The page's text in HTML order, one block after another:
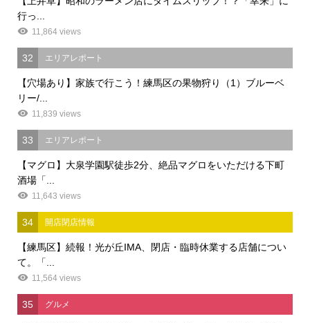
行っ...
11,864 views
32 エリアレポート
【穴場あり】家族で行こう！練馬区の果物狩り（1）ブルーベ
リー/...
11,839 views
33 エリアレポート
【マグロ】大泉学園駅徒歩2分、絶品マグロをいただける下町
酒場「...
11,643 views
34 開店閉店情報
【練馬区】続報！光が丘IMA、閉店・臨時休業する店舗につい
て。「...
11,564 views
35 グルメ